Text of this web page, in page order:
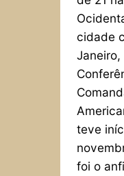
cidade
Janeiro,
teve
foi o